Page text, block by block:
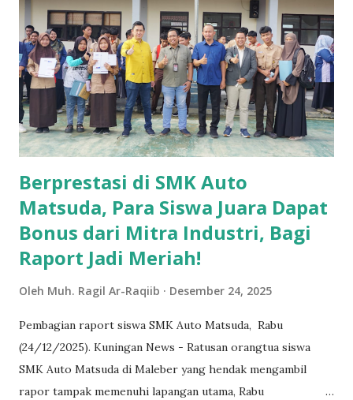
baik keterampilan maupun karakter, agar peserta siap
menjalani aktivitas kepecintaalaman secara bertanggung
jawab,” ujar Yazid, Kamis (25/12/2025). Ia menjelaskan,
materi pelatihan difokuskan pada navigasi darat (navdar)
dan mountaineering, serta dibekali teknik tali-temali,
survival, dan pengenalan botani serta zoologi praktis.
Seluruh materi disampaikan melalui kombinasi teori dan
praktik lapangan. Me...
Berprestasi di SMK Auto
Matsuda, Para Siswa Juara Dapat
Bonus dari Mitra Industri, Bagi
Raport Jadi Meriah!
Oleh Muh. Ragil Ar-Raqiib Desember 24, 2025
Pembagian raport siswa SMK Auto Matsuda, Rabu
(24/12/2025). Kuningan News - Ratusan orangtua siswa
SMK Auto Matsuda di Maleber yang hendak mengambil
rapor tampak memenuhi lapangan utama, Rabu